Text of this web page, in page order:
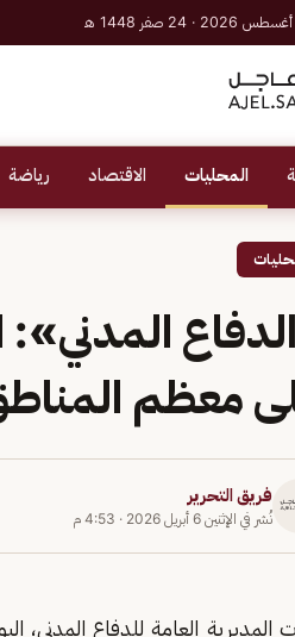
المحليات الاقتصاد رياضة
المدني»:
معظم
فريق التحرير
نُشر في الإثنين 6 أبريل 2026 · 4:53 م
المديرية العامة للدفاع المدني،